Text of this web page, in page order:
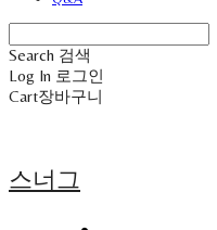
Search 검색
Log In 로그인
Cart장바구니
스너그